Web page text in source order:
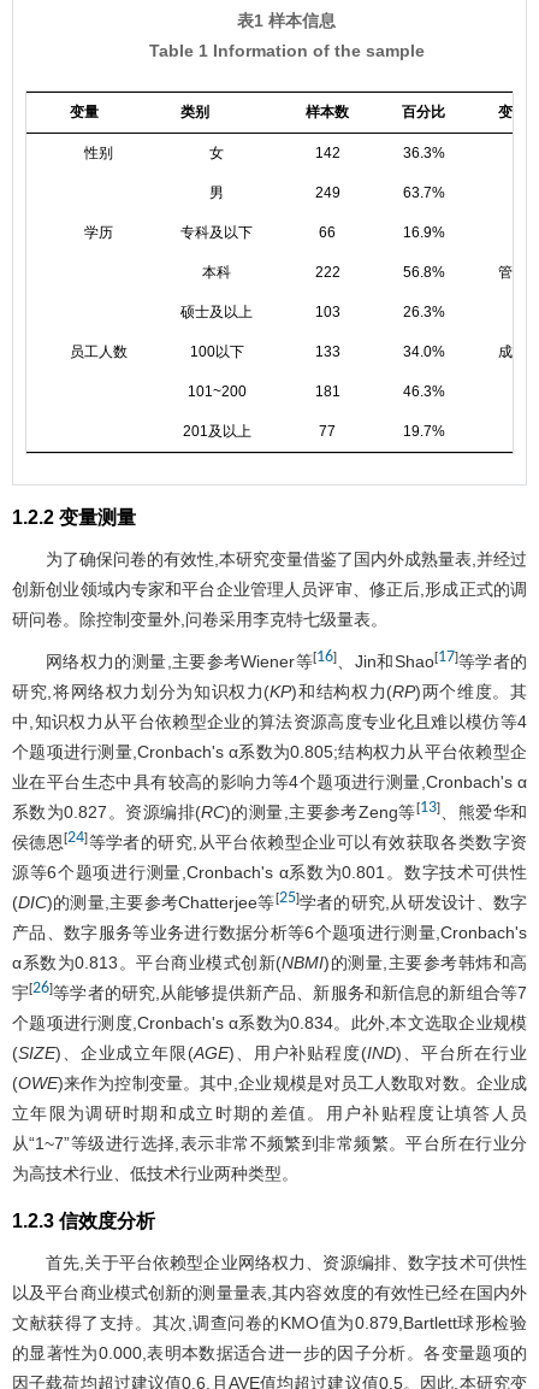
表1 样本信息
Table 1 Information of the sample
变量 类别 样本数 百分比 变量
性别 女 142 36.3%
男 249 63.7%
学历 专科及以下 66 16.9%
本科 222 56.8% 管理
硕士及以上 103 26.3%
员工人数 100以下 133 34.0% 成立
101~200 181 46.3%
201及以上 77 19.7%
1.2.2 变量测量
为了确保问卷的有效性,本研究变量借鉴了国内外成熟量表,并经过
创新创业领域内专家和平台企业管理人员评审、修正后,形成正式的调
研问卷。除控制变量外,问卷采用李克特七级量表。
网络权力的测量,主要参考Wiener等[16]、Jin和Shao[17]等学者的
研究,将网络权力划分为知识权力(KP)和结构权力(RP)两个维度。其
中,知识权力从平台依赖型企业的算法资源高度专业化且难以模仿等4
个题项进行测量,Cronbach's α系数为0.805;结构权力从平台依赖型企
业在平台生态中具有较高的影响力等4个题项进行测量,Cronbach's α
系数为0.827。资源编排(RC)的测量,主要参考Zeng等[13]、熊爱华和
侯德恩[24]等学者的研究,从平台依赖型企业可以有效获取各类数字资
源等6个题项进行测量,Cronbach's α系数为0.801。数字技术可供性
(DIC)的测量,主要参考Chatterjee等[25]学者的研究,从研发设计、数字
产品、数字服务等业务进行数据分析等6个题项进行测量,Cronbach's
α系数为0.813。平台商业模式创新(NBMI)的测量,主要参考韩炜和高
宇[26]等学者的研究,从能够提供新产品、新服务和新信息的新组合等7
个题项进行测度,Cronbach's α系数为0.834。此外,本文选取企业规模
(SIZE)、企业成立年限(AGE)、用户补贴程度(IND)、平台所在行业
(OWE)来作为控制变量。其中,企业规模是对员工人数取对数。企业成
立年限为调研时期和成立时期的差值。用户补贴程度让填答人员
从“1~7”等级进行选择,表示非常不频繁到非常频繁。平台所在行业分
为高技术行业、低技术行业两种类型。
1.2.3 信效度分析
首先,关于平台依赖型企业网络权力、资源编排、数字技术可供性
以及平台商业模式创新的测量量表,其内容效度的有效性已经在国内外
文献获得了支持。其次,调查问卷的KMO值为0.879,Bartlett球形检验
的显著性为0.000,表明本数据适合进一步的因子分析。各变量题项的
因子载荷均超过建议值0.6,且AVE值均超过建议值0.5。因此,本研究变